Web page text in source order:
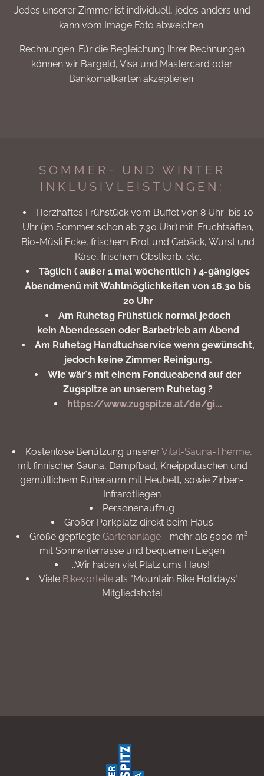
Jedes unserer Zimmer ist individuell, jedes anders und
kann vom Image Foto abweichen.
Rechnungen: Für die Begleichung Ihrer Rechnungen
können wir Bargeld, Visa und Mastercard oder
Bankomatkarten akzeptieren.
SOMMER- UND WINTER
INKLUSIVLEISTUNGEN:
Herzhaftes Frühstück vom Buffet von 8 Uhr bis 10
Uhr (im Sommer schon ab 7.30 Uhr) mit: Fruchtsäften,
Bio-Müsli Ecke, frischem Brot und Gebäck, Wurst und
Käse, frischem Obstkorb, etc.
Täglich ( außer 1 mal wöchentlich ) 4-gängiges
Abendmenü mit Wahlmöglichkeiten von 18.30 bis
20 Uhr
Am Ruhetag Frühstück normal jedoch
kein Abendessen oder Barbetrieb am Abend
Am Ruhetag Handtuchservice wenn gewünscht,
jedoch keine Zimmer Reinigung.
Wie wär´s mit einem Fondueabend auf der
Zugspitze an unserem Ruhetag ?
https://www.zugspitze.at/de/gi...
Kostenlose Benützung unsererVital-Sauna-Therme,
mit finnischer Sauna, Dampfbad, Kneippduschen und
gemütlichem Ruheraum mit Heubett, sowie Zirben-
Infrarotliegen
Personenaufzug
Großer Parkplatz direkt beim Haus
Große gepflegte Gartenanlage - mehr als 5000 m²
mit Sonnenterrasse und bequemen Liegen
...Wir haben viel Platz ums Haus!
Viele Bikevorteile als "Mountain Bike Holidays"
Mitgliedshotel